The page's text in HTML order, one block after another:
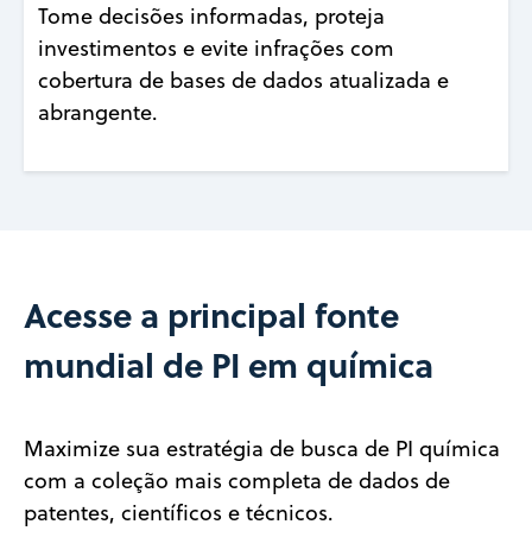
Tome decisões informadas, proteja
investimentos e evite infrações com
cobertura de bases de dados atualizada e
abrangente.
Acesse a principal fonte
mundial de PI em química
Maximize sua estratégia de busca de PI química
com a coleção mais completa de dados de
patentes, científicos e técnicos.